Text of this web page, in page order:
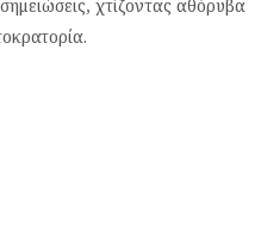
χτίζοντας αθόρυβα